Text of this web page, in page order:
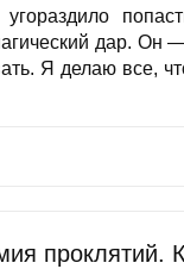
дар. Он
Я делаю все,
проклятий.